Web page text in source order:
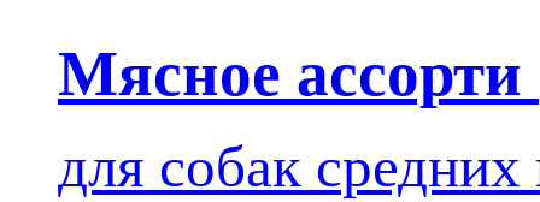
Мясное
для собак